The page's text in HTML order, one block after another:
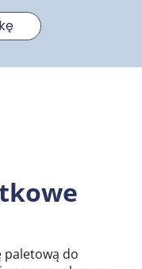
paletową do